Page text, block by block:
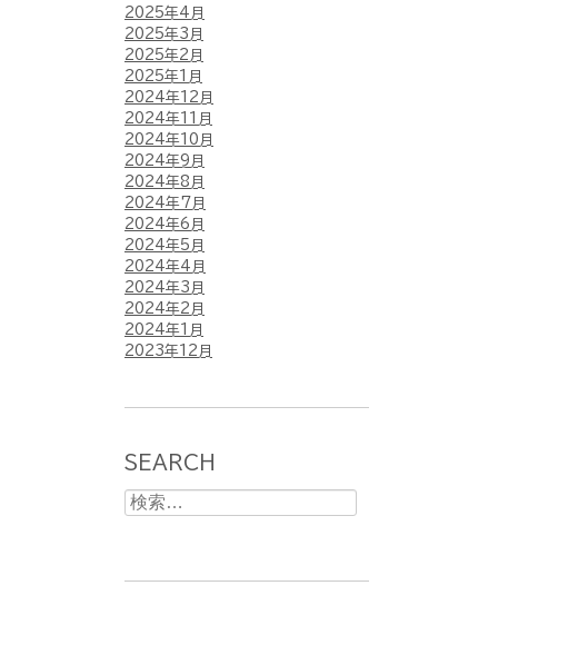
2025年4月
2025年3月
2025年2月
2025年1月
2024年12月
2024年11月
2024年10月
2024年9月
2024年8月
2024年7月
2024年6月
2024年5月
2024年4月
2024年3月
2024年2月
2024年1月
2023年12月
SEARCH
検
索: